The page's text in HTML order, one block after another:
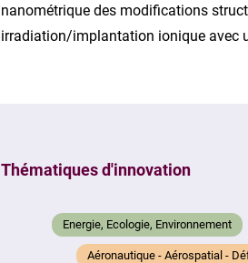
nanométrique des modifications
irradiation/implantation ionique avec
Thématiques d'innovation
Energie, Ecologie, Environnement
Aéronautique - Aérospatial -